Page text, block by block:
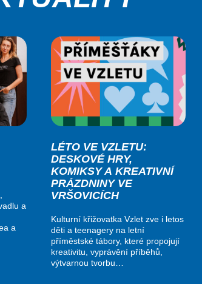
a
a
LÉTO VE VZLETU:
DESKOVÉ HRY,
KOMIKSY A KREATIVNÍ
PRÁZDNINY VE
VRŠOVICÍCH
Kulturní křižovatka Vzlet zve i letos
děti a teenagery na letní
příměstské tábory, které propojují
kreativitu, vyprávění příběhů,
výtvarnou tvorbu…